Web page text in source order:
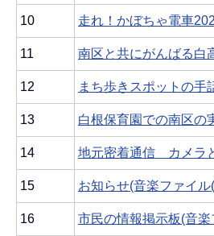
10 走れ！かぼちゃ電車
11 南区と共にがんばる白
12 まち歩きスポットの
13 白根保育園での南区の
14 地元密着通信 カメラ
15 お知らせ(音楽ファイ
16 市民の情報掲示板(音